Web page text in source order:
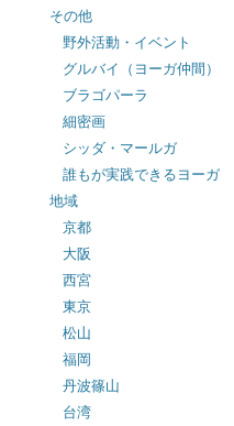
その他
野外活動・イベント
グルバイ（ヨーガ仲間）
ブラゴパーラ
細密画
シッダ・マールガ
誰もが実践できるヨーガ
地域
京都
大阪
西宮
東京
松山
福岡
丹波篠山
台湾